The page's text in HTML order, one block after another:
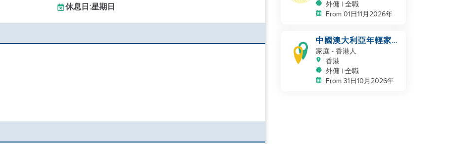
休息日:星期日
外傭 | 全職
From 01日11月2026年
中國澳大利亞年輕家庭
尋找一位偉大的阿姨
家庭 - 香港人
香港
外傭 | 全職
From 31日10月2026年